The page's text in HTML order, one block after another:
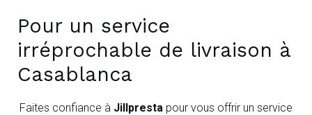
Pour un service
irréprochable de livraison à
Casablanca
Faites confiance à Jillpresta pour vous offrir un service